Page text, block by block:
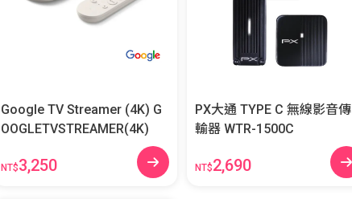
Google TV Streamer (4K) G
OOGLETVSTREAMER(4K)
NT$3,250
PX大通 TYPE C 無線影音傳
輸器 WTR-1500C
NT$2,690